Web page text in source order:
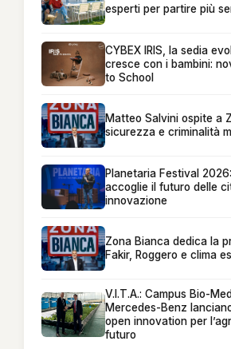
esperti per partire più
CYBEX IRIS, la sedia
cresce con i bambini:
to School
Matteo Salvini ospite a
sicurezza e criminalità
Planetaria Festival
accoglie il futuro delle
innovazione
Zona Bianca dedica la
Fakir, Roggero e clima
V.I.T.A.: Campus Bio-
Mercedes-Benz
open innovation per
futuro